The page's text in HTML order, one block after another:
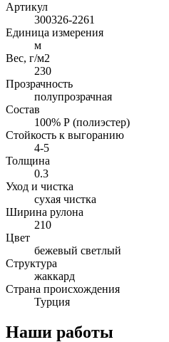
Артикул
300326-2261
Единица измерения
м
Вес, г/м2
230
Прозрачность
полупрозрачная
Состав
100% Р (полиэстер)
Стойкость к выгоранию
4-5
Толщина
0.3
Уход и чистка
сухая чистка
Ширина рулона
210
Цвет
бежевый светлый
Структура
жаккард
Страна происхождения
Турция
Наши работы